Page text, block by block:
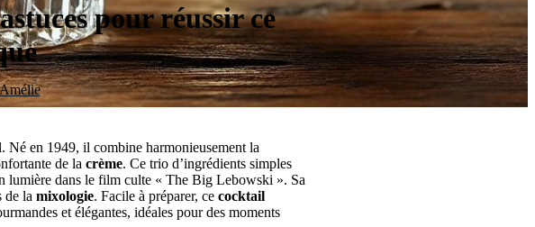
pour réussir ce
Né en 1949, il combine harmonieusement la
de la crème. Ce trio d’ingrédients simples
lumière dans le film culte « The Big Lebowski ». Sa
de la mixologie. Facile à préparer, ce cocktail
et élégantes, idéales pour des moments